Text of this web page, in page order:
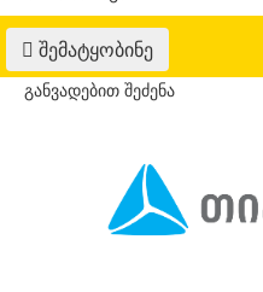
შემატყობინე
განვადებით შეძენა